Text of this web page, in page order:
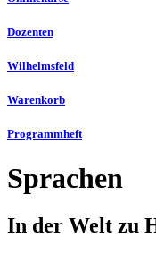
Dozenten
Wilhelmsfeld
Warenkorb
Programmheft
Sprachen
In der Welt zu